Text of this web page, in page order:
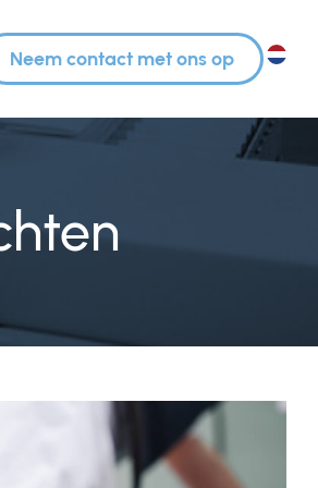
Neem contact met ons op